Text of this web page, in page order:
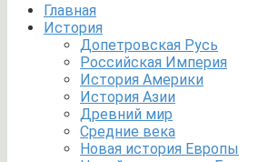
Главная
История
Допетровская Русь
Российская Империя
История Америки
История Азии
Древний мир
Средние века
Новая история Европы